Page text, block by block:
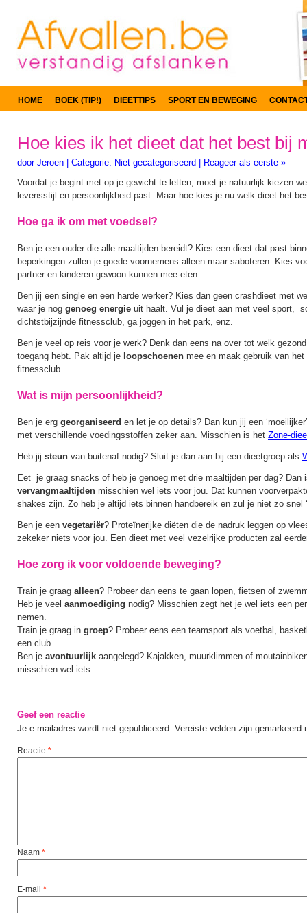
HOME BOEK (TIP!) DIEETTIPS SPORT EN BEWEGING
Hoe kies ik het dieet dat het best bij
door Jeroen Categorie: Niet gecategoriseerd
Reageer als eerste »
Voordat je begint met op je gewicht te letten, moet je natuurlijk kiezen
levensstijl en persoonlijkheid past. Maar hoe kies je nu welk dieet het
Hoe ga ik om met voedsel?
Ben je een ouder die alle maaltijden bereidt? Kies een dieet dat past
beperkingen zullen je goede voornemens alleen maar saboteren. Kies
partner en kinderen gewoon kunnen mee-eten.
Ben jij een single en een harde werker? Kies dan geen crashdieet met
waar je nog genoeg energie uit haalt. Vul je dieet aan met veel sport,
dichtstbijzijnde fitnessclub, ga joggen in het park, enz.
Ben je veel op reis voor je werk? Denk dan eens na over tot welk
toegang hebt. Pak altijd je loopschoenen mee en maak gebruik van
fitnessclub.
Wat is mijn persoonlijkheid?
Ben je erg georganiseerd en let je op details? Dan kun jij een
met verschillende voedingsstoffen zeker aan. Misschien is het Zone-
Heb jij steun van buitenaf nodig? Sluit je dan aan bij een dieetgroep als
Eet je graag snacks of heb je genoeg met drie maaltijden per dag? Dan
vervangmaaltijden misschien wel iets voor jou. Dat kunnen
shakes zijn. Zo heb je altijd iets binnen handbereik en zul je niet zo snel
Ben je een vegetariër? Proteïnerijke diëten die de nadruk leggen op
zekeker niets voor jou. Een dieet met veel vezelrijke producten zal
Hoe zorg ik voor voldoende beweging?
Train je graag alleen? Probeer dan eens te gaan lopen, fietsen of
Heb je veel aanmoediging nodig? Misschien zegt het je wel iets een
nemen.
Train je graag in groep? Probeer eens een teamsport als voetbal,
een club.
Ben je avontuurlijk aangelegd? Kajakken, muurklimmen of
misschien wel iets.
Geef een reactie
Je e-mailadres wordt niet gepubliceerd. Vereiste velden zijn gemarkeerd
Reactie *
Naam *
E-mail *